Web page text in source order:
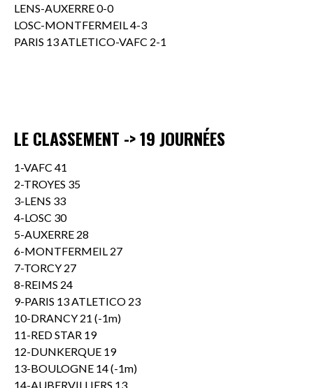
LENS-AUXERRE 0-0
LOSC-MONTFERMEIL 4-3
PARIS 13 ATLETICO-VAFC 2-1
LE CLASSEMENT -> 19 JOURNÉES
1-VAFC 41
2-TROYES 35
3-LENS 33
4-LOSC 30
5-AUXERRE 28
6-MONTFERMEIL 27
7-TORCY 27
8-REIMS 24
9-PARIS 13 ATLETICO 23
10-DRANCY 21 (-1m)
11-RED STAR 19
12-DUNKERQUE 19
13-BOULOGNE 14 (-1m)
14-AUBERVILLIERS 13